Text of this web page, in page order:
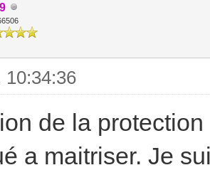
10:34:36
de la
a maitriser. Je